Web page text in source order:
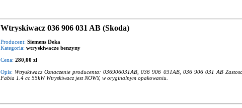
Wtryskiwacz 036 906 031 AB (Skoda)
Producent: Siemens Deka
Kategoria: wtryskiwacze benzyny
Cena: 280,00 zł
Opis: Wtryskiwacz Oznaczenie producenta: 036906031AB, 036 906 031AB, 036 906 031 AB
Fabia 1.4 cc 55kW Wtryskiwacz jest NOWY, w oryginalnym opakowaniu.